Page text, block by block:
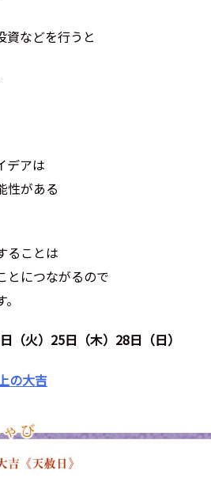
資などを行うと
デアは
性がある
ることは
とにつながるので
（火）25日（木）28日（日）
の大吉